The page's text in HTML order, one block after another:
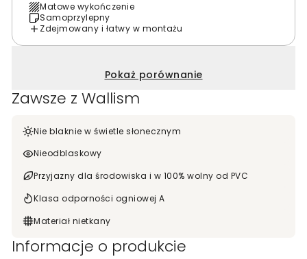
Matowe wykończenie
Samoprzylepny
Zdejmowany i łatwy w montażu
Pokaż porównanie
Zawsze z Wallism
Nie blaknie w świetle słonecznym
Nieodblaskowy
Przyjazny dla środowiska i w 100% wolny od PVC
Klasa odporności ogniowej A
Materiał nietkany
Informacje o produkcie